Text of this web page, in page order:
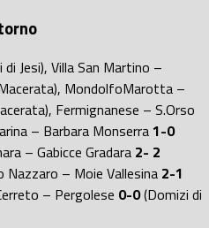
di Jesi), Villa San Martino –
MondolfoMarotta –
Fermignanese – S.Orso
– Barbara Monserra1-0
– Gabicce Gradara 2- 2
Nazzaro – Moie Vallesina 2-1
– Pergolese 0-0(Domizi di